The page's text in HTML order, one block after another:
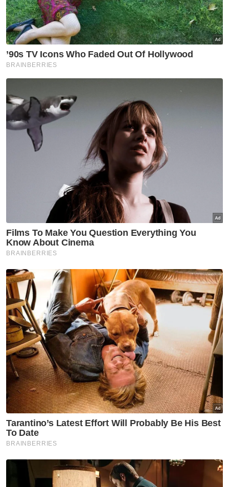
Artikel Disyorkan
dakwaan dera, gangguan
seksual dua anak lelaki
RCI Tabung Haji: SPRM selesai
rakam keterangan bekas CFO
Semasa
RCI TH: LHDN mulakan siasatan
cukai, serbu beberapa premis
Semasa
Kenakan caj RM700, sindiket